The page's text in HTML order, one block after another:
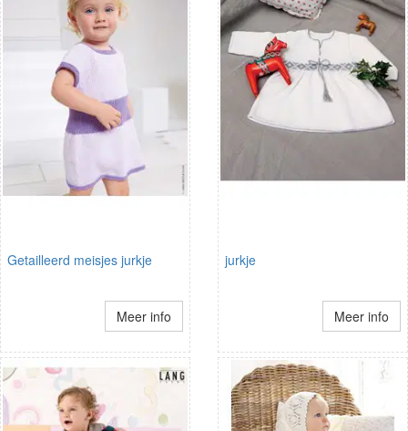
Getailleerd meisjes jurkje
Meer info
jurkje
Meer info